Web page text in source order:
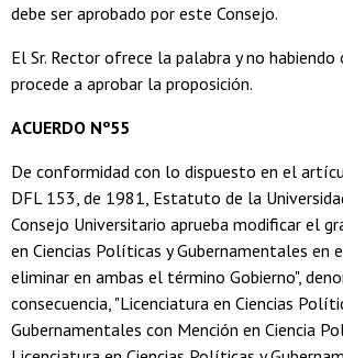
debe ser aprobado por este Consejo.
El Sr. Rector ofrece la palabra y no habiendo
procede a aprobar la proposición.
ACUERDO Nº55
De conformidad con lo dispuesto en el
DFL 153, de 1981, Estatuto de la
Consejo Universitario aprueba modificar el
en Ciencias Políticas y Gubernamentales en
eliminar en ambas el término Gobierno",
consecuencia, "Licenciatura en Ciencias
Gubernamentales con Mención en Ciencia